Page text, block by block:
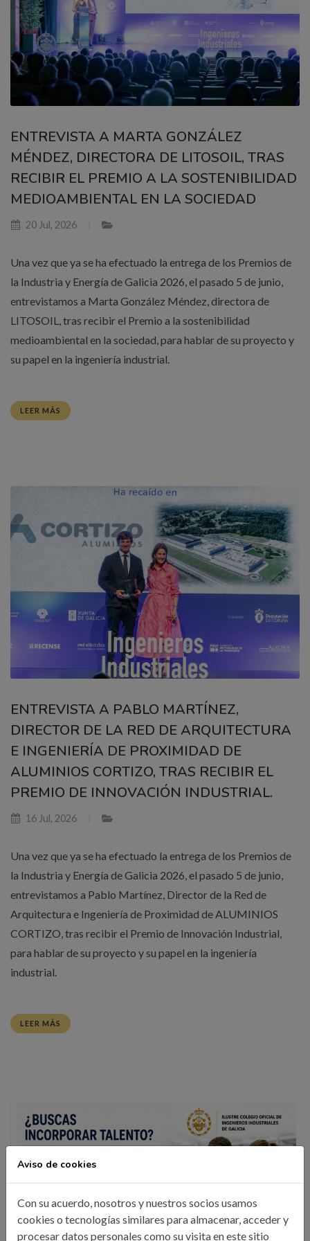
ENTREVISTA A MARTA GONZÁLEZ
MÉNDEZ, DIRECTORA DE LITOSOIL, TRAS
RECIBIR EL PREMIO A LA SOSTENIBILIDAD
MEDIOAMBIENTAL EN LA SOCIEDAD
20 Jul, 2026
Una vez que ya se ha efectuado la entrega de los Premios de
la Industria y Energía de Galicia 2026, el pasado 5 de junio,
entrevistamos a Marta González Méndez, directora de
LITOSOIL, tras recibir el Premio a la sostenibilidad
medioambiental en la sociedad, para hablar de su proyecto y
su papel en la ingeniería industrial.
LEER MÁS
ENTREVISTA A PABLO MARTÍNEZ,
DIRECTOR DE LA RED DE ARQUITECTURA
E INGENIERÍA DE PROXIMIDAD DE
ALUMINIOS CORTIZO, TRAS RECIBIR EL
PREMIO DE INNOVACIÓN INDUSTRIAL.
16 Jul, 2026
Una vez que ya se ha efectuado la entrega de los Premios de
la Industria y Energía de Galicia 2026, el pasado 5 de junio,
entrevistamos a Pablo Martínez, Director de la Red de
Arquitectura e Ingeniería de Proximidad de ALUMINIOS
CORTIZO, tras recibir el Premio de Innovación Industrial,
para hablar de su proyecto y su papel en la ingeniería
industrial.
LEER MÁS
Aviso de cookies
Con su acuerdo, nosotros y nuestros socios usamos
cookies o tecnologías similares para almacenar, acceder y
procesar datos personales como su visita en este sitio